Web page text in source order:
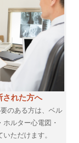
された方へ
のある方は、ベル
ルター心電図・
ただけます。